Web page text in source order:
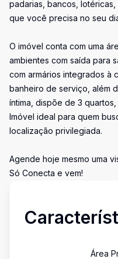
padarias, bancos,
que você precisa no seu
O imóvel conta com uma
ambientes com saída para
com armários integrados à
banheiro de serviço, além
íntima, dispõe de 3
Imóvel ideal para quem
localização privilegiada.
Agende hoje mesmo uma
Só Conecta e vem!
Área